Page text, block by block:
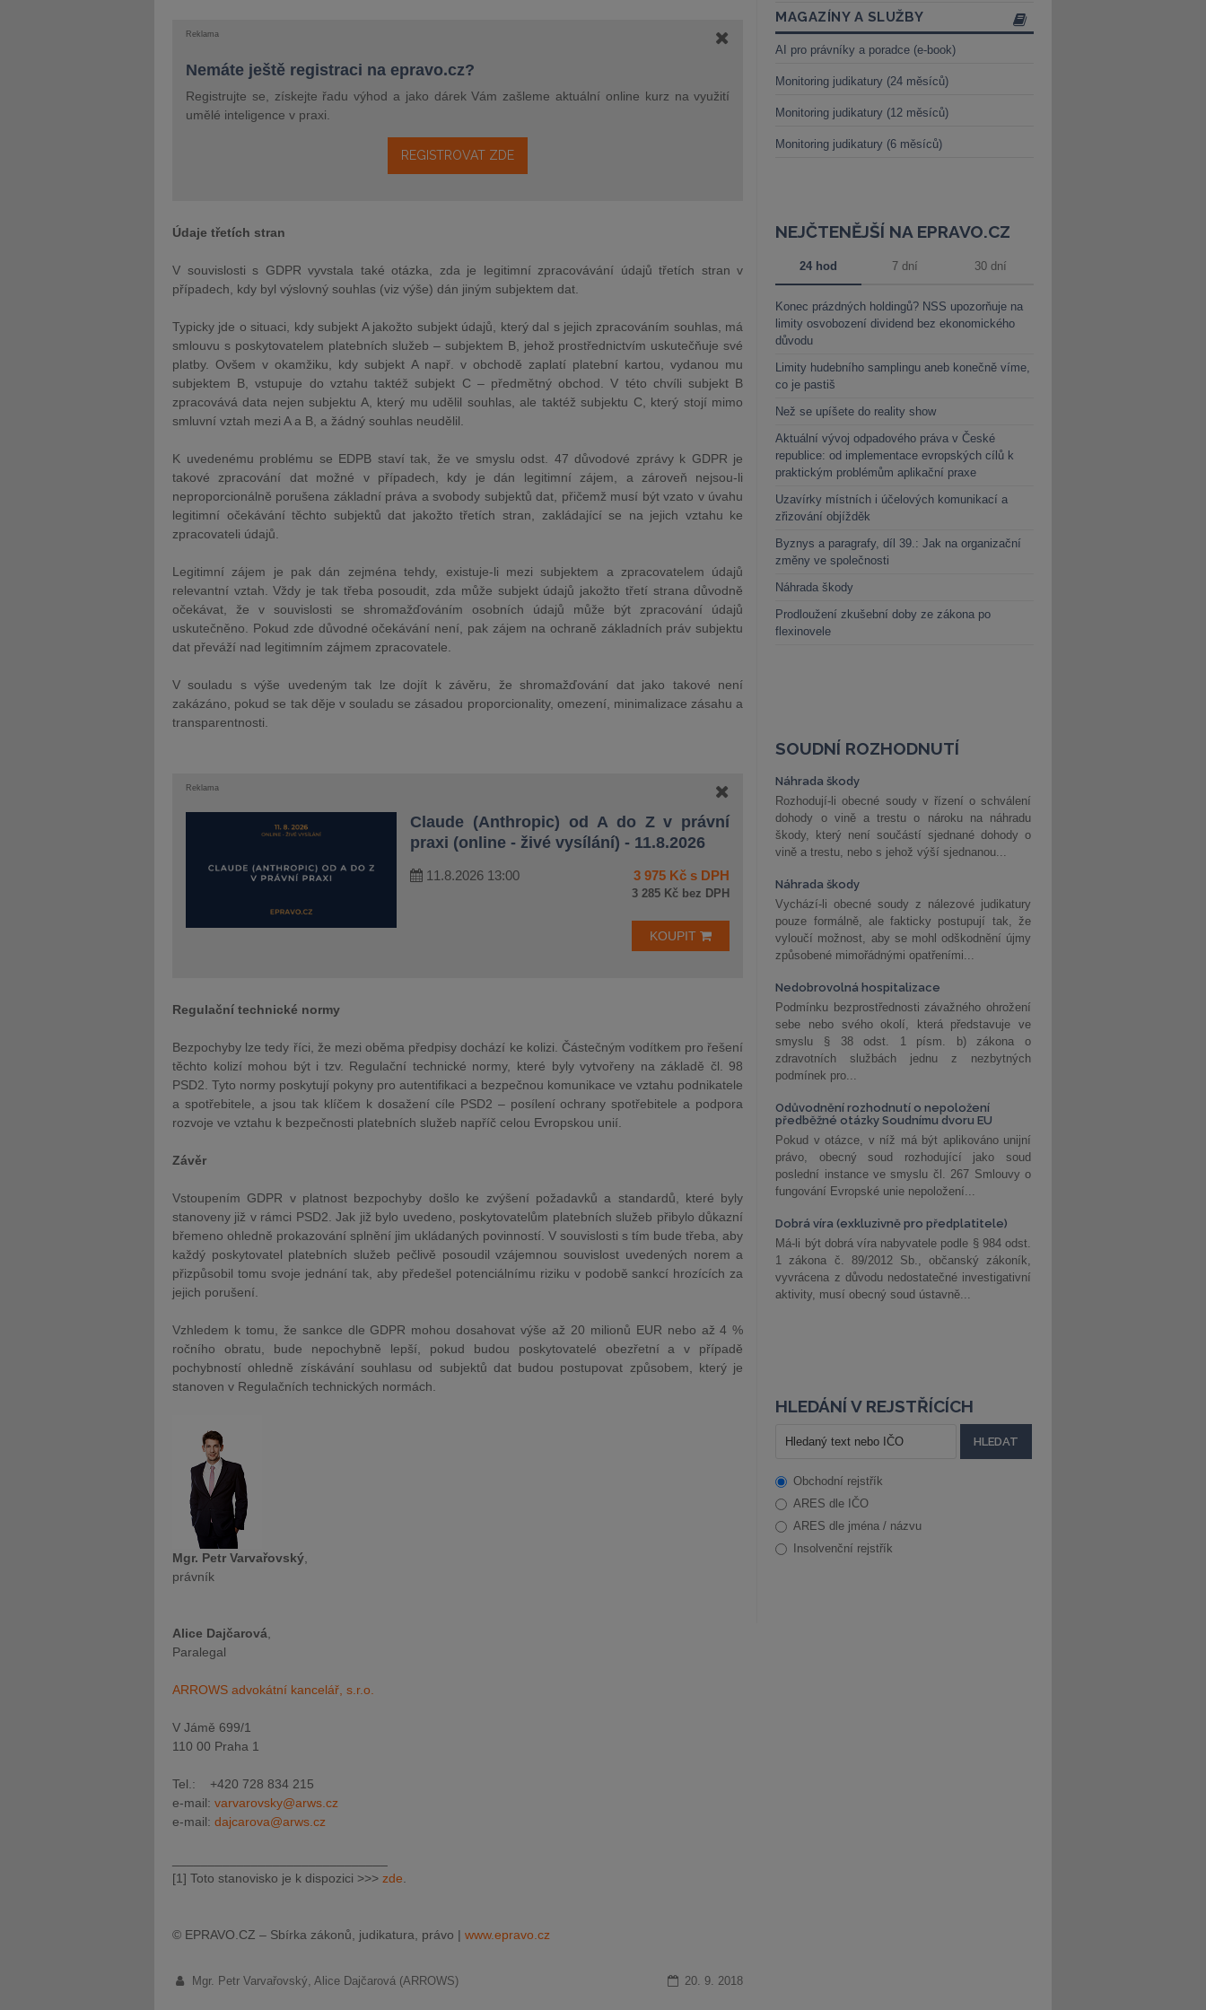
Reklama
Nemáte ještě registraci na epravo.cz?
Registrujte se, získejte řadu výhod a jako dárek Vám zašleme aktuální online kurz na využití
umělé inteligence v praxi.
REGISTROVAT ZDE
Údaje třetích stran
V souvislosti s GDPR vyvstala také otázka, zda je legitimní zpracovávání údajů třetích stran v
případech, kdy byl výslovný souhlas (viz výše) dán jiným subjektem dat.
Typicky jde o situaci, kdy subjekt A jakožto subjekt údajů, který dal s jejich zpracováním souhlas, má
smlouvu s poskytovatelem platebních služeb – subjektem B, jehož prostřednictvím uskutečňuje své
platby. Ovšem v okamžiku, kdy subjekt A např. v obchodě zaplatí platební kartou, vydanou mu
subjektem B, vstupuje do vztahu taktéž subjekt C – předmětný obchod. V této chvíli subjekt B
zpracovává data nejen subjektu A, který mu udělil souhlas, ale taktéž subjektu C, který stojí mimo
smluvní vztah mezi A a B, a žádný souhlas neudělil.
K uvedenému problému se EDPB staví tak, že ve smyslu odst. 47 důvodové zprávy k GDPR je
takové zpracování dat možné v případech, kdy je dán legitimní zájem, a zároveň nejsou-li
neproporcionálně porušena základní práva a svobody subjektů dat, přičemž musí být vzato v úvahu
legitimní očekávání těchto subjektů dat jakožto třetích stran, zakládající se na jejich vztahu ke
zpracovateli údajů.
Legitimní zájem je pak dán zejména tehdy, existuje-li mezi subjektem a zpracovatelem údajů
relevantní vztah. Vždy je tak třeba posoudit, zda může subjekt údajů jakožto třetí strana důvodně
očekávat, že v souvislosti se shromažďováním osobních údajů může být zpracování údajů
uskutečněno. Pokud zde důvodné očekávání není, pak zájem na ochraně základních práv subjektu
dat převáží nad legitimním zájmem zpracovatele.
V souladu s výše uvedeným tak lze dojít k závěru, že shromažďování dat jako takové není
zakázáno, pokud se tak děje v souladu se zásadou proporcionality, omezení, minimalizace zásahu a
transparentnosti.
Reklama
Claude (Anthropic) od A do Z v právní
praxi (online - živé vysílání) - 11.8.2026
11.8.2026 13:00 3 975 Kč s DPH
3 285 Kč bez DPH
KOUPIT
Regulační technické normy
Bezpochyby lze tedy říci, že mezi oběma předpisy dochází ke kolizi. Částečným vodítkem pro řešení
těchto kolizí mohou být i tzv. Regulační technické normy, které byly vytvořeny na základě čl. 98
PSD2. Tyto normy poskytují pokyny pro autentifikaci a bezpečnou komunikace ve vztahu podnikatele
a spotřebitele, a jsou tak klíčem k dosažení cíle PSD2 – posílení ochrany spotřebitele a podpora
rozvoje ve vztahu k bezpečnosti platebních služeb napříč celou Evropskou unií.
Závěr
Vstoupením GDPR v platnost bezpochyby došlo ke zvýšení požadavků a standardů, které byly
stanoveny již v rámci PSD2. Jak již bylo uvedeno, poskytovatelům platebních služeb přibylo důkazní
břemeno ohledně prokazování splnění jim ukládaných povinností. V souvislosti s tím bude třeba, aby
každý poskytovatel platebních služeb pečlivě posoudil vzájemnou souvislost uvedených norem a
přizpůsobil tomu svoje jednání tak, aby předešel potenciálnímu riziku v podobě sankcí hrozících za
jejich porušení.
Vzhledem k tomu, že sankce dle GDPR mohou dosahovat výše až 20 milionů EUR nebo až 4 %
ročního obratu, bude nepochybně lepší, pokud budou poskytovatelé obezřetní a v případě
pochybností ohledně získávání souhlasu od subjektů dat budou postupovat způsobem, který je
stanoven v Regulačních technických normách.
Mgr. Petr Varvařovský
právník
Alice Dajčarová
Paralegal
ARROWS advokátní kancelář, s.r.o.
V Jámě 699/1
110 00 Praha 1
Tel.: +420 728 834 215
e-mail: varvarovsky@arws.cz
e-mail: dajcarova@arws.cz
[1] Toto stanovisko je k dispozici >>> zde
© EPRAVO.CZ – Sbírka zákonů, judikatura, právo | www.epravo.cz
Mgr. Petr Varvařovský, Alice Dajčarová (ARROWS) 20. 9. 2018
MAGAZÍNY A SLUŽBY
AI pro právníky a poradce (e-book)
Monitoring judikatury (24 měsíců)
Monitoring judikatury (12 měsíců)
Monitoring judikatury (6 měsíců)
NEJČTENĚJŠÍ NA EPRAVO.CZ
24 hod 7 dní 30 dní
Konec prázdných holdingů? NSS upozorňuje na
limity osvobození dividend bez ekonomického
důvodu
Limity hudebního samplingu aneb konečně víme,
co je pastiš
Než se upíšete do reality show
Aktuální vývoj odpadového práva v České
republice: od implementace evropských cílů k
praktickým problémům aplikační praxe
Uzavírky místních i účelových komunikací a
zřizování objížděk
Byznys a paragrafy, díl 39.: Jak na organizační
změny ve společnosti
Náhrada škody
Prodloužení zkušební doby ze zákona po
flexinovele
SOUDNÍ ROZHODNUTÍ
Náhrada škody
Rozhodují-li obecné soudy v řízení o schválení
dohody o vině a trestu o nároku na náhradu
škody, který není součástí sjednané dohody o
vině a trestu, nebo s jehož výší sjednanou...
Náhrada škody
Vychází-li obecné soudy z nálezové judikatury
pouze formálně, ale fakticky postupují tak, že
vyloučí možnost, aby se mohl odškodnění újmy
způsobené mimořádnými opatřeními...
Nedobrovolná hospitalizace
Podmínku bezprostřednosti závažného ohrožení
sebe nebo svého okolí, která představuje ve
smyslu § 38 odst. 1 písm. b) zákona o
zdravotních službách jednu z nezbytných
podmínek pro...
Odůvodnění rozhodnutí o nepoložení
předběžné otázky Soudnímu dvoru EU
Pokud v otázce, v níž má být aplikováno unijní
právo, obecný soud rozhodující jako soud
poslední instance ve smyslu čl. 267 Smlouvy o
fungování Evropské unie nepoložení...
Dobrá víra (exkluzivně pro předplatitele)
Má-li být dobrá víra nabyvatele podle § 984 odst.
1 zákona č. 89/2012 Sb., občanský zákoník,
vyvrácena z důvodu nedostatečné investigativní
aktivity, musí obecný soud ústavně...
HLEDÁNÍ V REJSTŘÍCÍCH
Obchodní rejstřík
ARES dle IČO
ARES dle jména / názvu
Insolvenční rejstřík